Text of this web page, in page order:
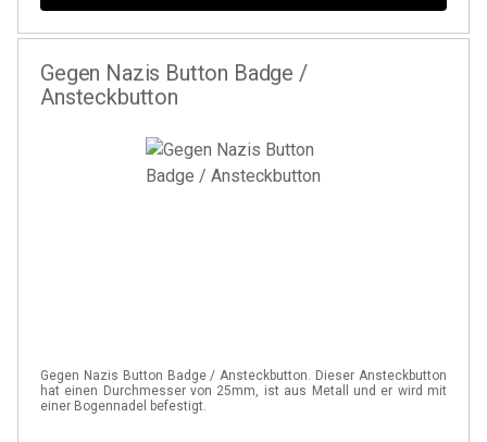
Gegen Nazis Button Badge /
Ansteckbutton
Gegen Nazis Button Badge / Ansteckbutton. Dieser Ansteckbutton
hat einen Durchmesser von 25mm, ist aus Metall und er wird mit
einer Bogennadel befestigt.